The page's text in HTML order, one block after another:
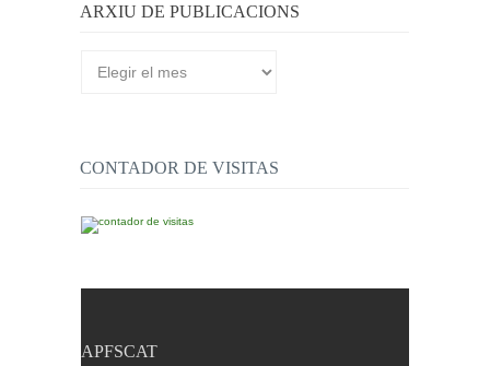
ARXIU DE PUBLICACIONS
CONTADOR DE VISITAS
APFSCAT